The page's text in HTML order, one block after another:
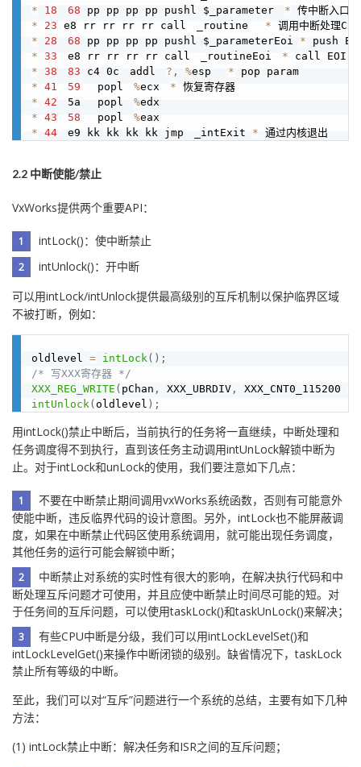
*
18 68 pp pp pp pp pushl $_parameter *
*
23 e8 rr rr rr rr call　_routine *
*
28 68 pp pp pp pp pushl $_parameterEoi *
* 33 e8 rr rr rr rr call　_routineEoi *
* 38 83 c4 0c　addl ? , %esp *
* 41 59 popl %ecx *
* 42 5a　 popl %
* 43 58 popl %
* 44 e9 kk kk kk kk jmp　_intExit *
2.2 中断使能/禁止
VxWorks提供两个重要API：
intLock()：使中断禁止
intUnlock()：开中断
可以用intLock/intUnlock提供最高级别的互斥机制以保护临界区域
不被打断，例如：
oldlevel = intLock ( ) ;
/* 写XXX寄存器 */
XXX_REG_WRITE ( pChan , XXX_UBRDIV , XXX_CNT0_115200
intUnlock ( oldlevel ) ;
用intLock()禁止中断后，当前执行的任务将一直继续，中断处理和
任务调度得不到执行，直到该任务主动调用intUnLock解锁中断为
止。对于intLock和unLock的使用，我们要注意如下几点：
不要在中断禁止期间调用vxWorks系统函数，否则有可能意外
使能中断，违反临界代码的设计意图。另外，intLock也不能屏蔽调
度，如果在中断禁止代码区使用系统调用，就可能出现任务调度，
其他任务的运行可能会解锁中断；
中断禁止对系统的实时性有很大的影响，在解决执行代码和中
断处理互斥问题才可使用，并且应使中断禁止时间尽可能的短。对
于任务间的互斥问题，可以使用taskLock()和taskUnLock()来解决；
有些CPU中断是分级，我们可以用intLockLevelSet()和
intLockLevelGet()来操作中断闭锁的级别。缺省情况下，taskLock
禁止所有等级的中断。
至此，我们可以对“互斥”问题进行一个系统的总结，主要有如下几种
方法：
(1) intLock禁止中断：解决任务和ISR之间的互斥问题；